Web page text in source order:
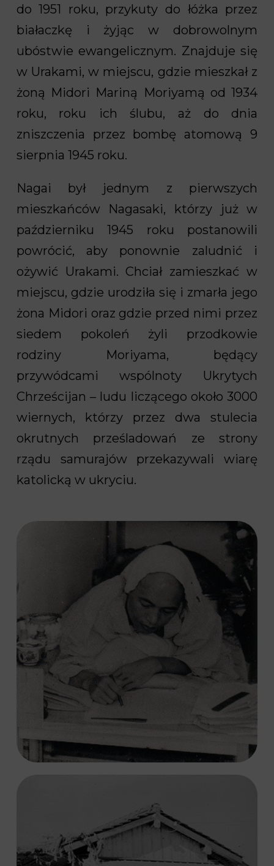
do 1951 roku, przykuty do łóżka przez
białaczkę i żyjąc w dobrowolnym
ubóstwie ewangelicznym. Znajduje się
w Urakami, w miejscu, gdzie mieszkał z
żoną Midori Mariną Moriyamą od 1934
roku, roku ich ślubu, aż do dnia
zniszczenia przez bombę atomową 9
sierpnia 1945 roku.
Nagai był jednym z pierwszych
mieszkańców Nagasaki, którzy już w
październiku 1945 roku postanowili
powrócić, aby ponownie zaludnić i
ożywić Urakami. Chciał zamieszkać w
miejscu, gdzie urodziła się i zmarła jego
żona Midori oraz gdzie przed nimi przez
siedem pokoleń żyli przodkowie
rodziny Moriyama, będący
przywódcami wspólnoty Ukrytych
Chrześcijan – ludu liczącego około 3000
wiernych, którzy przez dwa stulecia
okrutnych prześladowań ze strony
rządu samurajów przekazywali wiarę
katolicką w ukryciu.